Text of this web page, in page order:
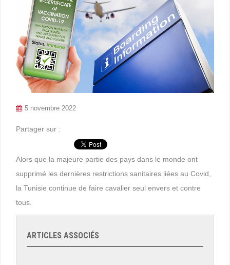
5 novembre 2022
Partager sur :
Alors que la majeure partie des pays dans le monde ont
supprimé les dernières restrictions sanitaires liées au Covid,
la Tunisie continue de faire cavalier seul envers et contre
tous.
ARTICLES ASSOCIÉS